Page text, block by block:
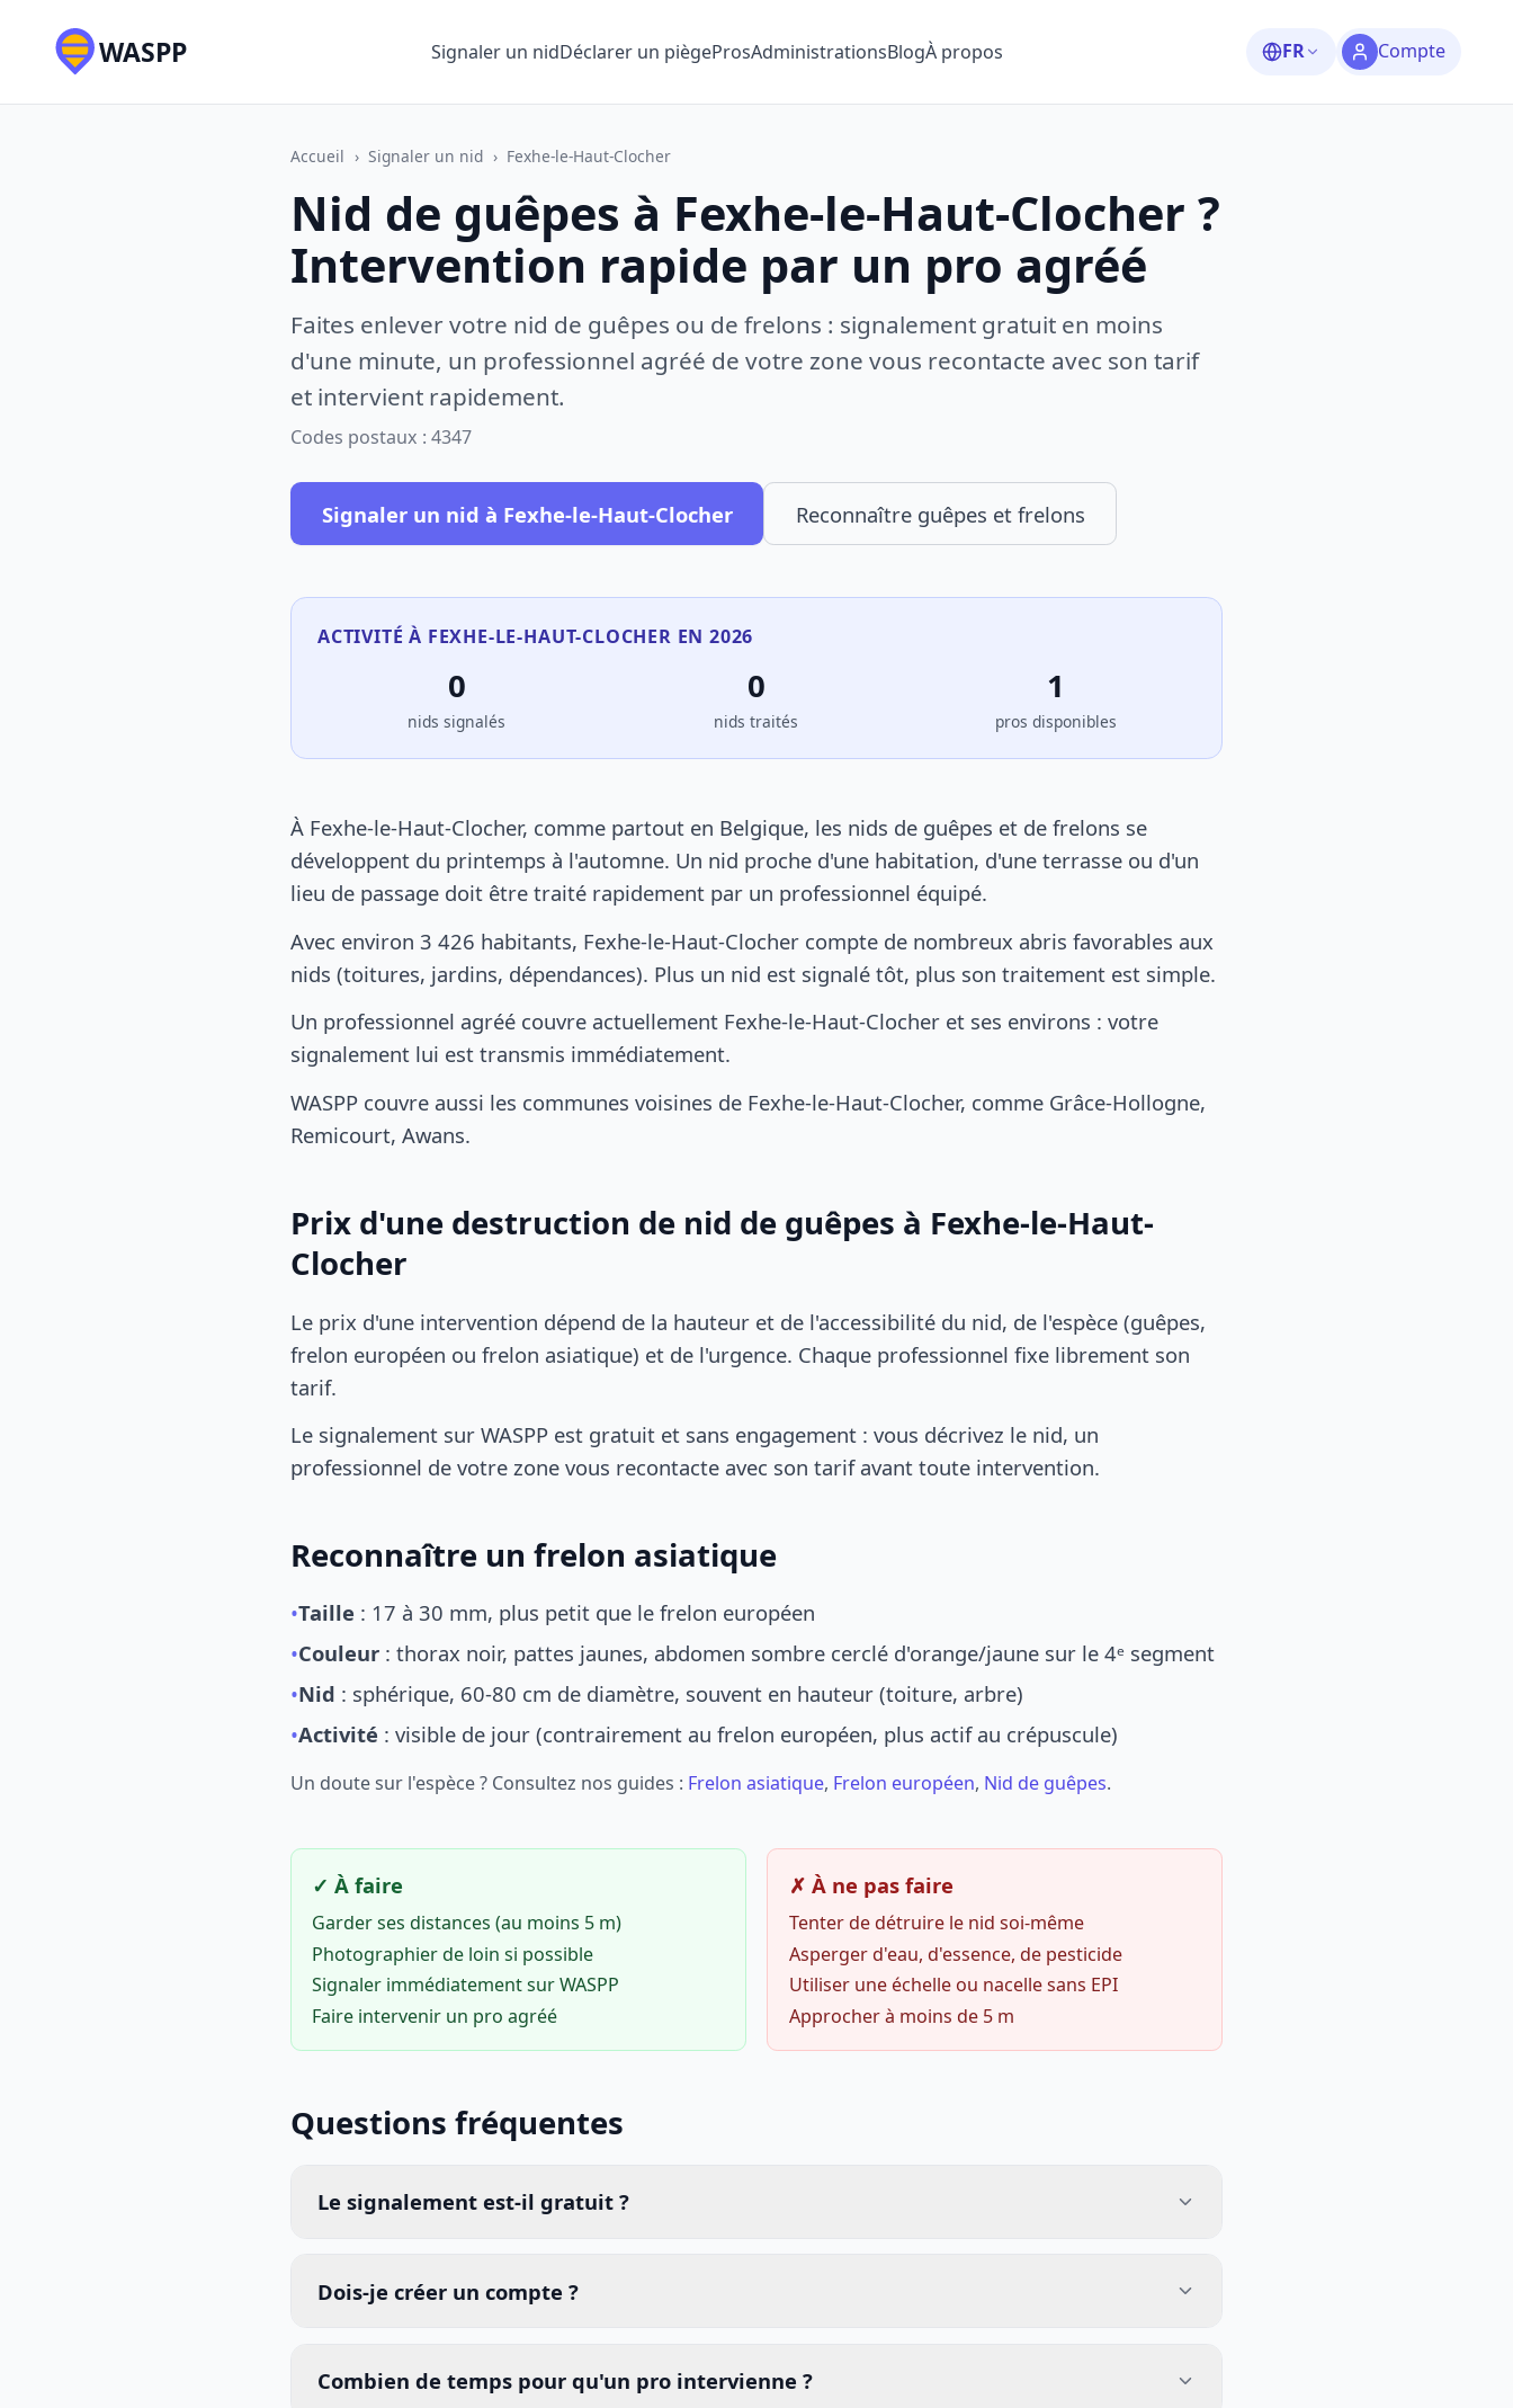
WASPP Signaler un nidDéclarer un piègeProsAdministrationsBlogÀ propos FR Compte
Accueil › Signaler un nid › Fexhe-le-Haut-Clocher
Nid de guêpes à Fexhe-le-Haut-Clocher ?
Intervention rapide par un pro agréé
Faites enlever votre nid de guêpes ou de frelons : signalement gratuit en moins
d'une minute, un professionnel agréé de votre zone vous recontacte avec son tarif
et intervient rapidement.
Codes postaux : 4347
Signaler un nid à Fexhe-le-Haut-Clocher Reconnaître guêpes et frelons
ACTIVITÉ À FEXHE-LE-HAUT-CLOCHER EN 2026
0
nids signalés
0
nids traités
1
pros disponibles
À Fexhe-le-Haut-Clocher, comme partout en Belgique, les nids de guêpes et de frelons se
développent du printemps à l'automne. Un nid proche d'une habitation, d'une terrasse ou d'un
lieu de passage doit être traité rapidement par un professionnel équipé.
Avec environ 3 426 habitants, Fexhe-le-Haut-Clocher compte de nombreux abris favorables aux
nids (toitures, jardins, dépendances). Plus un nid est signalé tôt, plus son traitement est simple.
Un professionnel agréé couvre actuellement Fexhe-le-Haut-Clocher et ses environs : votre
signalement lui est transmis immédiatement.
WASPP couvre aussi les communes voisines de Fexhe-le-Haut-Clocher, comme Grâce-Hollogne,
Remicourt, Awans.
Prix d'une destruction de nid de guêpes à Fexhe-le-Haut-
Clocher
Le prix d'une intervention dépend de la hauteur et de l'accessibilité du nid, de l'espèce (guêpes,
frelon européen ou frelon asiatique) et de l'urgence. Chaque professionnel fixe librement son
tarif.
Le signalement sur WASPP est gratuit et sans engagement : vous décrivez le nid, un
professionnel de votre zone vous recontacte avec son tarif avant toute intervention.
Reconnaître un frelon asiatique
•Taille : 17 à 30 mm, plus petit que le frelon européen
•Couleur : thorax noir, pattes jaunes, abdomen sombre cerclé d'orange/jaune sur le 4ᵉ segment
•Nid : sphérique, 60-80 cm de diamètre, souvent en hauteur (toiture, arbre)
•Activité : visible de jour (contrairement au frelon européen, plus actif au crépuscule)
Un doute sur l'espèce ? Consultez nos guides : Frelon asiatique, Frelon européen, Nid de guêpes.
✓ À faire
Garder ses distances (au moins 5 m)
Photographier de loin si possible
Signaler immédiatement sur WASPP
Faire intervenir un pro agréé
✗ À ne pas faire
Tenter de détruire le nid soi-même
Asperger d'eau, d'essence, de pesticide
Utiliser une échelle ou nacelle sans EPI
Approcher à moins de 5 m
Questions fréquentes
Le signalement est-il gratuit ?
Dois-je créer un compte ?
Combien de temps pour qu'un pro intervienne ?